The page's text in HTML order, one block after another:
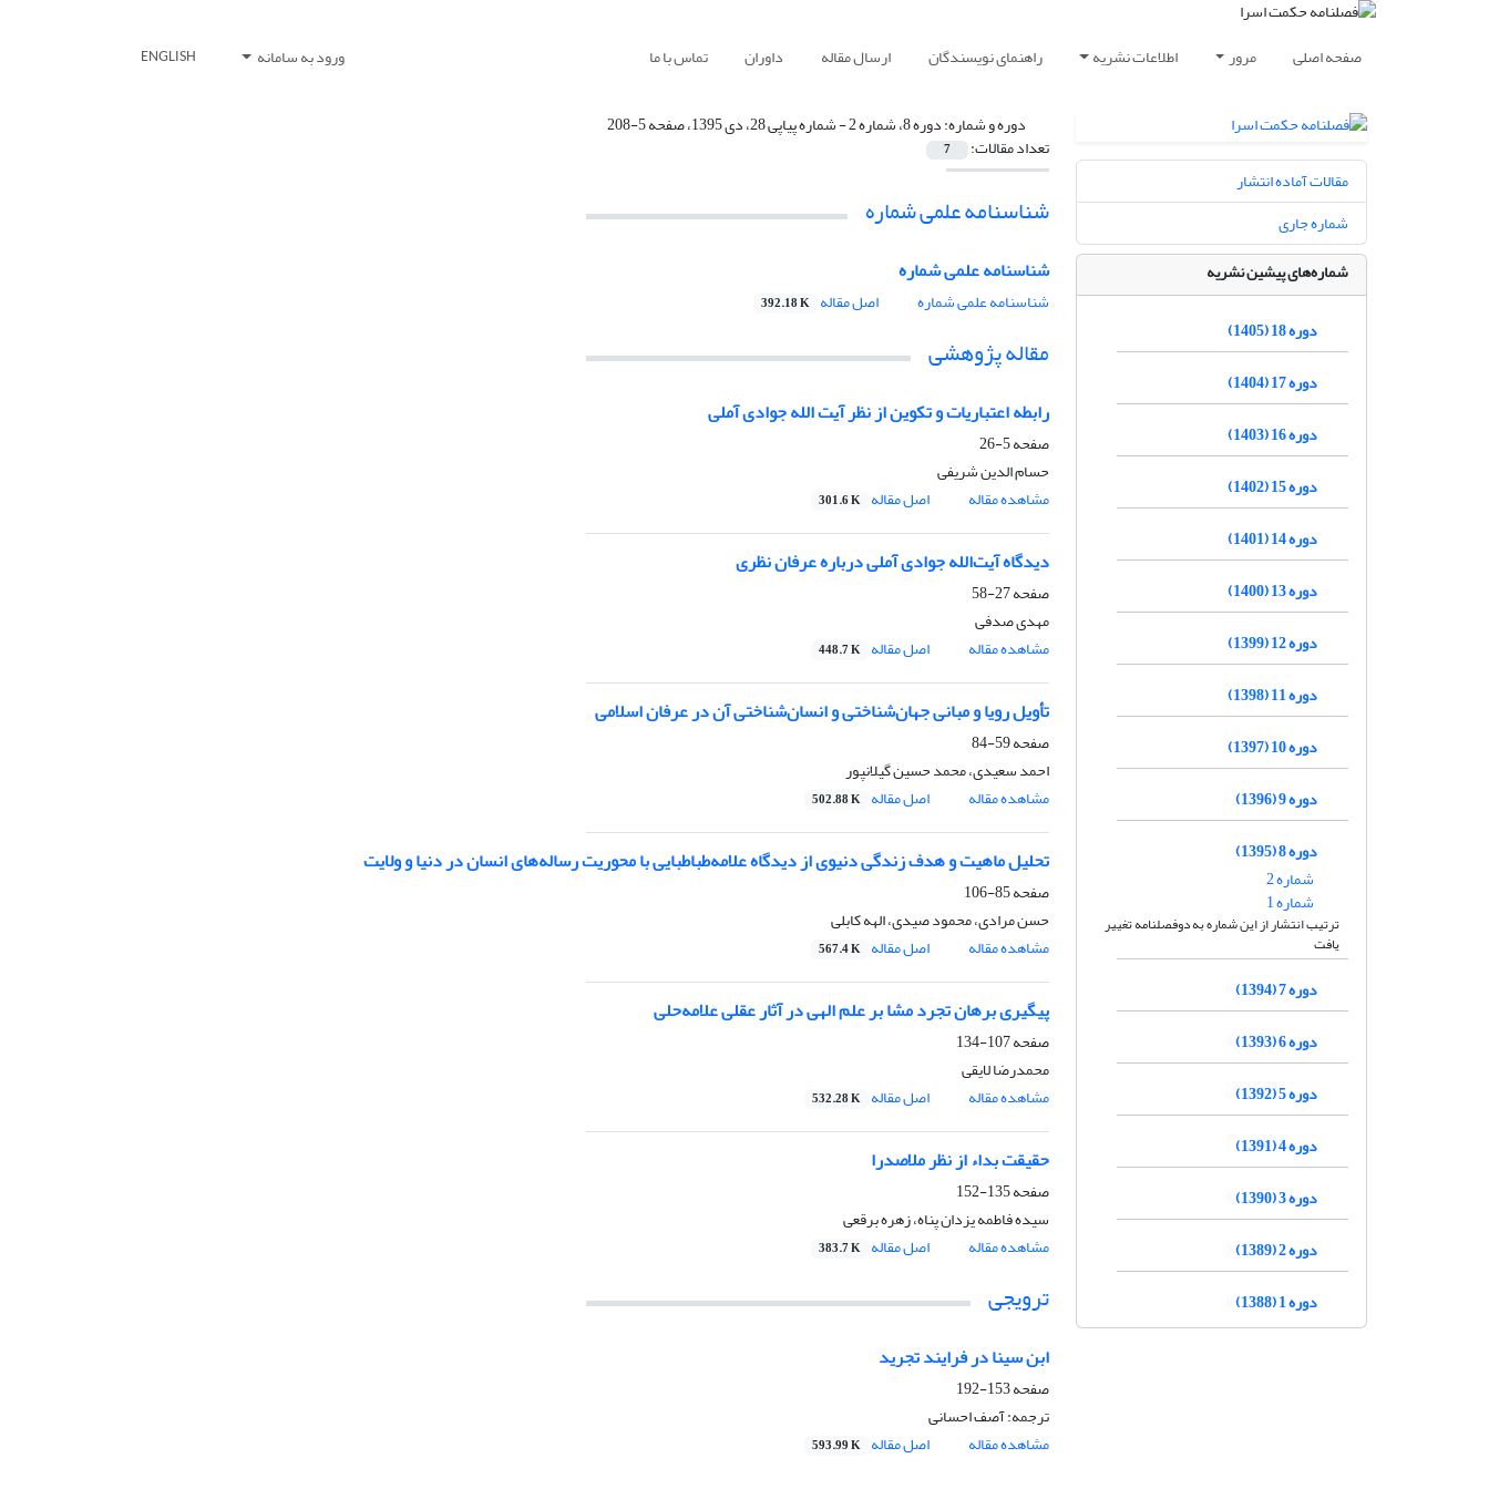
صفحه اصلی مرور اطلاعات نشریه راهنمای نویسندگان ارسال مقاله داوران تماس با ما ورود به سامانه ENGLISH
دوره و شماره:دوره 8، شماره 2 - شماره پیاپی 28، دی 1395، صفحه 5-208
تعداد مقالات: 7
شناسنامه علمی شماره
شناسنامه علمی شماره
شناسنامه علمی شماره اصل مقاله 392.18 K
مقاله پژوهشی
رابطه اعتباریات و تکوین از نظر آیت الله جوادی آملی
صفحه5-26
حسام الدین شریفی
مشاهده مقاله
اصل مقاله 301.6 K
دیدگاه آیت‌الله‌ جوادی آملی درباره عرفان نظری
صفحه27-58
مهدی صدفی
مشاهده مقاله
اصل مقاله 448.7 K
تأویل رویا و مبانی جهان‌شناختی و انسان‌شناختی آن در عرفان اسلامی
صفحه59-84
احمد سعیدی، محمد حسین گیلانپور
مشاهده مقاله
اصل مقاله 502.88 K
تحلیل ماهیت و هدف زندگی دنیوی از دیدگاه علامه‌طباطبایی با محوریت رساله‌های انسان در دنیا و ولایت
صفحه85-106
حسن مرادی، محمود صیدی، الهه کابلی
مشاهده مقاله
اصل مقاله 567.4 K
پیگیری برهان تجرد مشا بر علم الهی در آثار عقلی علامه‌حلی
صفحه107-134
محمدرضا لایقی
مشاهده مقاله
اصل مقاله 532.28 K
حقیقت بداء از نظر ملاصدرا
صفحه135-152
سیده فاطمه یزدان پناه، زهره برقعی
مشاهده مقاله
اصل مقاله 383.7 K
ترویجی
ابن سینا در فرایند تجرید
صفحه153-192
ترجمه: آصف احسانی
مشاهده مقاله
اصل مقاله 593.99 K
مقالات آماده انتشار
شماره جاری
شماره‌های پیشین نشریه
دوره 18 (1405)
دوره 17 (1404)
دوره 16 (1403)
دوره 15 (1402)
دوره 14 (1401)
دوره 13 (1400)
دوره 12 (1399)
دوره 11 (1398)
دوره 10 (1397)
دوره 9 (1396)
دوره 8 (1395)
شماره 2
شماره 1
ترتیب انتشار از این شماره به دوفصلنامه تغییر
یافت
دوره 7 (1394)
دوره 6 (1393)
دوره 5 (1392)
دوره 4 (1391)
دوره 3 (1390)
دوره 2 (1389)
دوره 1 (1388)